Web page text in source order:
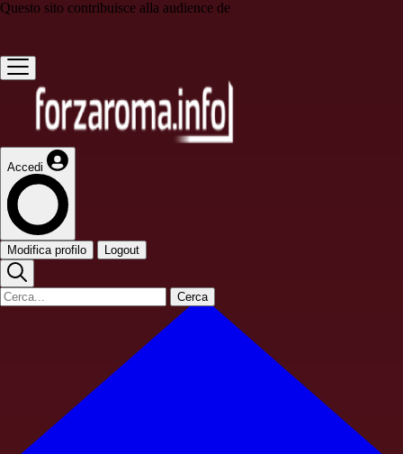
Questo sito contribuisce alla audience de
Accedi
Modifica profilo Logout
Cerca